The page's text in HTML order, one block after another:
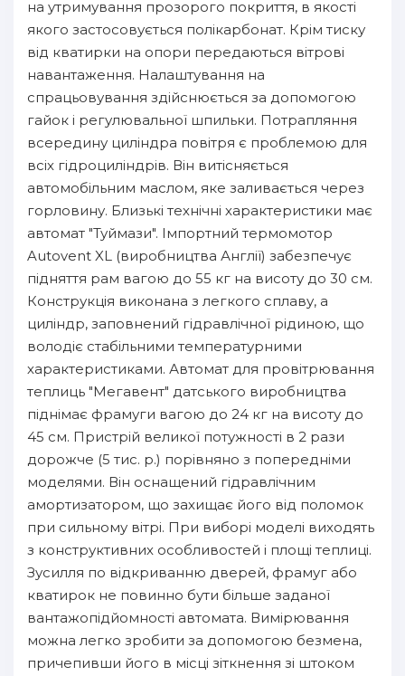
на утримування прозорого покриття, в якості
якого застосовується полікарбонат. Крім тиску
від кватирки на опори передаються вітрові
навантаження. Налаштування на
спрацьовування здійснюється за допомогою
гайок і регулювальної шпильки. Потрапляння
всередину циліндра повітря є проблемою для
всіх гідроциліндрів. Він витісняється
автомобільним маслом, яке заливається через
горловину. Близькі технічні характеристики має
автомат "Туймази". Імпортний термомотор
Autovent XL (виробництва Англії) забезпечує
підняття рам вагою до 55 кг на висоту до 30 см.
Конструкція виконана з легкого сплаву, а
циліндр, заповнений гідравлічної рідиною, що
володіє стабільними температурними
характеристиками. Автомат для провітрювання
теплиць "Мегавент" датського виробництва
піднімає фрамуги вагою до 24 кг на висоту до
45 см. Пристрій великої потужності в 2 рази
дорожче (5 тис. р.) порівняно з попередніми
моделями. Він оснащений гідравлічним
амортизатором, що захищає його від поломок
при сильному вітрі. При виборі моделі виходять
з конструктивних особливостей і площі теплиці.
Зусилля по відкриванню дверей, фрамуг або
кватирок не повинно бути більше заданої
вантажопідйомності автомата. Вимірювання
можна легко зробити за допомогою безмена,
причепивши його в місці зіткнення зі штоком